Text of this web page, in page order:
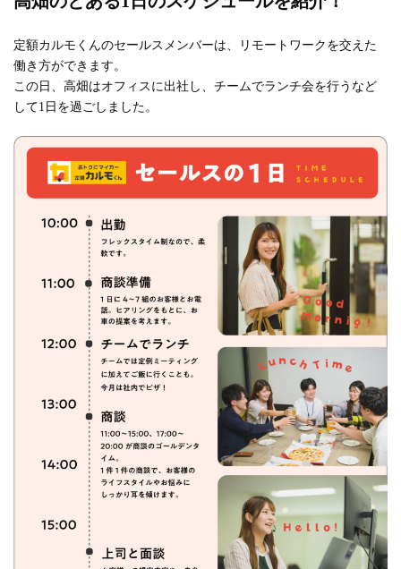
定額カルモくんのセールスメンバーは、リモートワークを交えた
働き方ができます。
この日、高畑はオフィスに出社し、チームでランチ会を行うなど
して1日を過ごしました。